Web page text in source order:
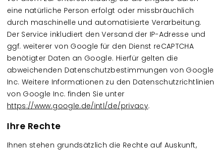
eine natürliche Person erfolgt oder missbräuchlich
durch maschinelle und automatisierte Verarbeitung.
Der Service inkludiert den Versand der IP-Adresse und
ggf. weiterer von Google für den Dienst reCAPTCHA
benötigter Daten an Google. Hierfür gelten die
abweichenden Datenschutzbestimmungen von Google
Inc. Weitere Informationen zu den Datenschutzrichtlinien
von Google Inc. finden Sie unter
https://www.google.de/intl/de/privacy.
Ihre Rechte
Ihnen stehen grundsätzlich die Rechte auf Auskunft,